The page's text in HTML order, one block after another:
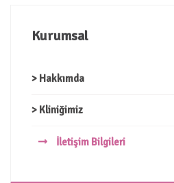
Kurumsal
> Hakkımda
> Kliniğimiz
İletişim Bilgileri